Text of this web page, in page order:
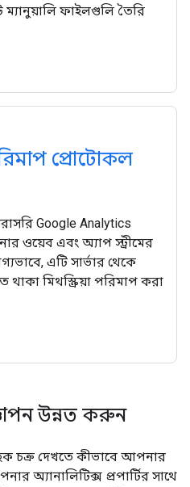
ম্যানুয়ালি ফাইলগুলি তৈরি
প্রোটোকল
Google Analytics
ওয়েব এবং অ্যাপ স্ট্রীমের
এটি সার্ভার থেকে
মিথস্ক্রিয়া পরিমাপ করা
উন্নত করুন
চক্র দেখতে কীভাবে আপনার
অ্যানালিটিক্স প্রপার্টির সাথে